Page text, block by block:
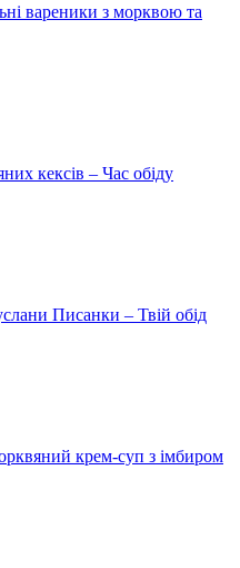
вареники з морквою та
кексів – Час обіду
Писанки – Твій обід
крем-суп з імбиром